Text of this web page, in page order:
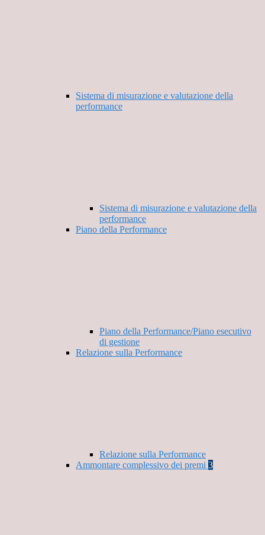
Sistema di misurazione e valutazione della
performance
Sistema di misurazione e valutazione della
performance
Piano della Performance
Piano della Performance/Piano esecutivo
di gestione
Relazione sulla Performance
Relazione sulla Performance
Ammontare complessivo dei premi 3